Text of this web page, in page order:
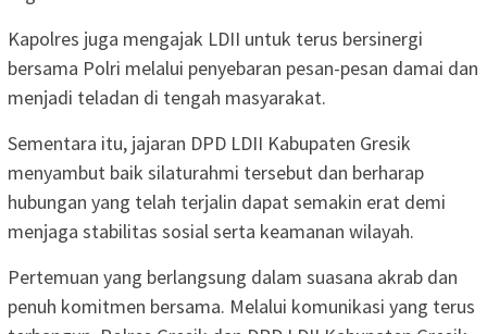
Kapolres juga mengajak LDII untuk terus bersinergi
bersama Polri melalui penyebaran pesan-pesan damai dan
menjadi teladan di tengah masyarakat.
Sementara itu, jajaran DPD LDII Kabupaten Gresik
menyambut baik silaturahmi tersebut dan berharap
hubungan yang telah terjalin dapat semakin erat demi
menjaga stabilitas sosial serta keamanan wilayah.
Pertemuan yang berlangsung dalam suasana akrab dan
penuh komitmen bersama. Melalui komunikasi yang terus